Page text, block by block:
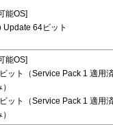
能OS]
64ビット
能OS]
ット（Service Pack 1 適用
ット（Service Pack 1 適用